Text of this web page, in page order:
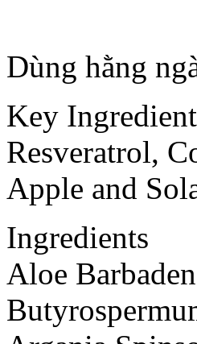
Dùng hằng
Key
Resveratrol,
Apple and
Ingredients
Aloe